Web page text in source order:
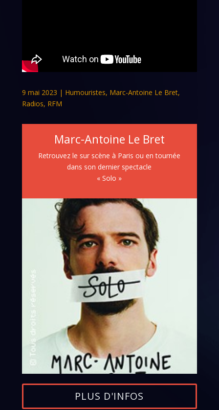
9 mai 2023 | Humouristes, Marc-Antoine Le Bret,
Radios, RFM
Marc-Antoine Le Bret
Retrouvez le sur scène à Paris ou en tournée
dans son dernier spectacle
« Solo »
PLUS D'INFOS